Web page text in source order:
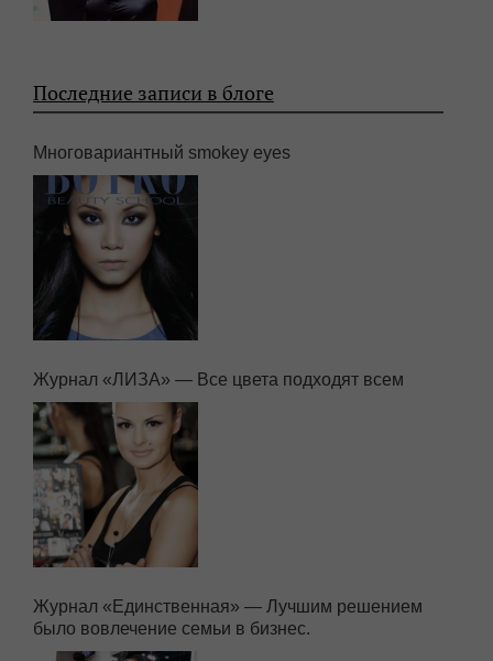
Последние записи в блоге
Многовариантный smokey eyes
Журнал «ЛИЗА» — Все цвета подходят всем
Журнал «Единственная» — Лучшим решением
было вовлечение семьи в бизнес.